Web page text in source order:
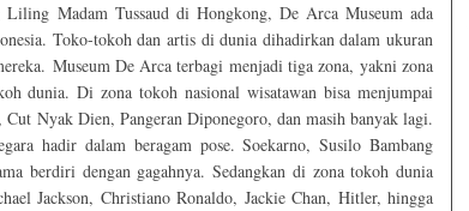
Liling Madam Tussaud di Hongkong, De Arca Museum ada
Toko-tokoh dan artis di dunia dihadirkan dalam ukuran
Museum De Arca terbagi menjadi tiga zona, yakni zona
dunia. Di zona tokoh nasional wisatawan bisa menjumpai
Nyak Dien, Pangeran Diponegoro, dan masih banyak lagi.
hadir dalam beragam pose. Soekarno, Susilo Bambang
berdiri dengan gagahnya. Sedangkan di zona tokoh dunia
Jackson, Christiano Ronaldo, Jackie Chan, Hitler, hingga